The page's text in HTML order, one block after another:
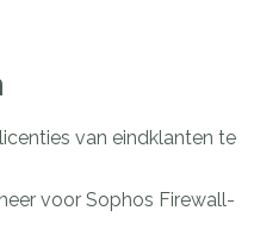
van eindklanten te
voor Sophos Firewall-